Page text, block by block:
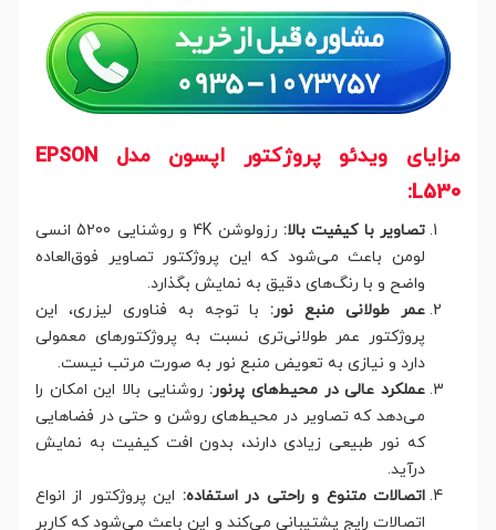
مزایای ویدئو پروژکتور اپسون مدل EPSON
L530:
تصاویر با کیفیت بالا:
رزولوشن 4K و روشنایی 5200 انسی
لومن باعث می‌شود که این پروژکتور تصاویر فوق‌العاده
واضح و با رنگ‌های دقیق به نمایش بگذارد.
عمر طولانی منبع نور: با توجه به فناوری لیزری، این
پروژکتور عمر طولانی‌تری نسبت به پروژکتورهای معمولی
دارد و نیازی به تعویض منبع نور به صورت مرتب نیست.
عملکرد عالی در محیط‌های پرنور: روشنایی بالا این امکان را
می‌دهد که تصاویر در محیط‌های روشن و حتی در فضاهایی
که نور طبیعی زیادی دارند، بدون افت کیفیت به نمایش
درآید.
اتصالات متنوع و راحتی در استفاده: این پروژکتور از انواع
اتصالات رایج پشتیبانی می‌کند و این باعث می‌شود که کاربر